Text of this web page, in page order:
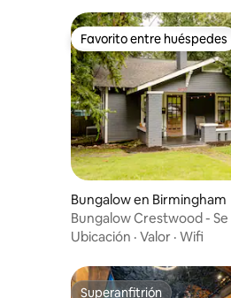
Favorito entre huéspedes
Favorito entre huéspedes
Bungalow en Birmingham
Bungalow Crestwood -
mascotas con PISCINA
Ubicación · Valor · Wifi
Superanfitrión